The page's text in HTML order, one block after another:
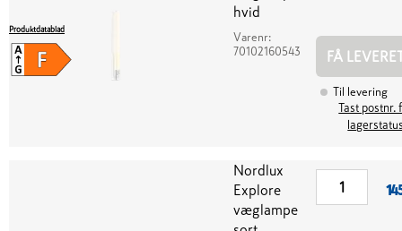
hvid
Varenr:
70102160543
Produktdatablad
FÅ
Til levering
Tast postnr.
Nordlux
Explore
væglampe